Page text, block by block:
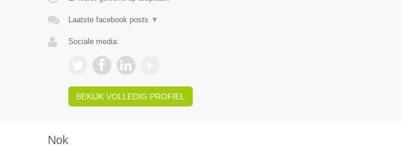
Laatste facebook posts ▼
Sociale media:
BEKIJK VOLLEDIG PROFIEL
Nok